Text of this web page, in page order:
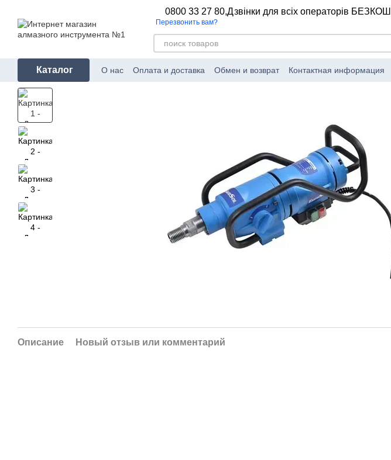
0800 33 27 80,Дзвінки для всіх операторів
Перезвонить вам?
Каталог О нас Оплата и доставка Обмен и возврат Контактная информация
Описание Новый отзыв или комментарий